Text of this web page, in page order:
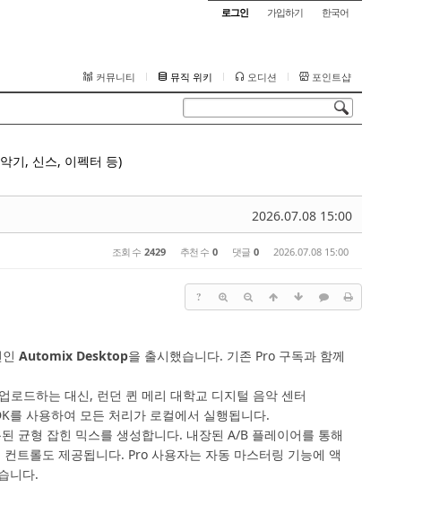
로그인 가입하기 한국어
커뮤니티 뮤직 위키 오디션 포인트샵
기, 신스, 이펙터 등)
2026.07.08 15:00
조회 수 2429 추천 수 0 댓글 0 2026.07.08 15:00
?
Automix Desktop을 출시했습니다. 기존 Pro 구독과 함께
드하는 대신, 런던 퀸 메리 대학교 디지털 음악 센터
를 사용하여 모든 처리가 로컬에서 실행됩니다.
균형 잡힌 믹스를 생성합니다. 내장된 A/B 플레이어를 통해
트롤도 제공됩니다. Pro 사용자는 자동 마스터링 기능에 액
니다.